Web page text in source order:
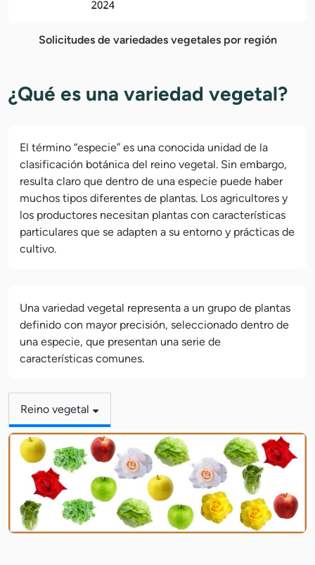
Solicitudes de variedades vegetales por región
¿Qué es una variedad vegetal?
El término “especie” es una conocida unidad de la
clasificación botánica del reino vegetal. Sin embargo,
resulta claro que dentro de una especie puede haber
muchos tipos diferentes de plantas. Los agricultores y
los productores necesitan plantas con características
particulares que se adapten a su entorno y prácticas de
cultivo.
Una variedad vegetal representa a un grupo de plantas
definido con mayor precisión, seleccionado dentro de
una especie, que presentan una serie de
características comunes.
Reino vegetal